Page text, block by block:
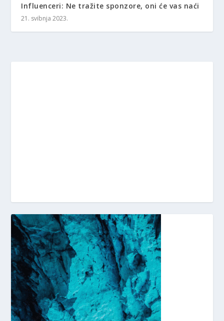
Influenceri: Ne tražite sponzore, oni će vas naći
21. svibnja 2023.